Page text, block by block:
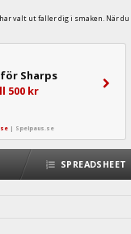
valt ut faller dig i smaken. När
Sharps
500 kr
| Spelpaus.se
SPREADSHEET